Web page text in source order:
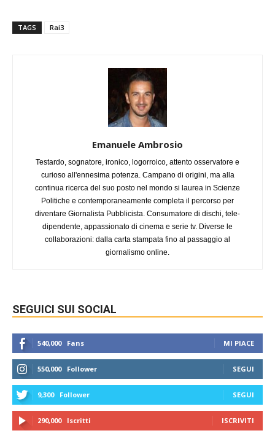
TAGS Rai3
Emanuele Ambrosio
Testardo, sognatore, ironico, logorroico, attento osservatore e
curioso all'ennesima potenza. Campano di origini, ma alla
continua ricerca del suo posto nel mondo si laurea in Scienze
Politiche e contemporaneamente completa il percorso per
diventare Giornalista Pubblicista. Consumatore di dischi, tele-
dipendente, appassionato di cinema e serie tv. Diverse le
collaborazioni: dalla carta stampata fino al passaggio al
giornalismo online.
SEGUICI SUI SOCIAL
540,000 Fans MI PIACE
550,000 Follower SEGUI
9,300 Follower SEGUI
290,000 Iscritti ISCRIVITI